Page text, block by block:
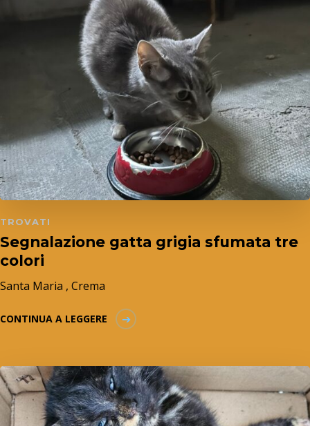
TROVATI
Segnalazione gatta grigia sfumata tre
colori
Santa Maria , Crema
CONTINUA A LEGGERE